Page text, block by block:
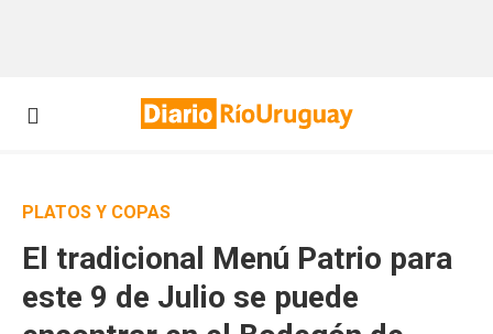
PLATOS Y COPAS
El tradicional Menú Patrio para
este 9 de Julio se puede